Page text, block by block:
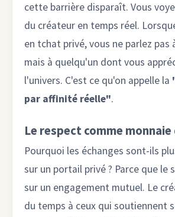
cette barrière disparaît. Vous
du créateur en temps réel.
en tchat privé, vous ne parlez pas
mais à quelqu'un dont vous
l'univers. C'est ce qu'on appelle la
par affinité réelle".
Le respect comme
Pourquoi les échanges sont-ils
sur un portail privé ? Parce que le
sur un engagement mutuel. Le
du temps à ceux qui soutiennent